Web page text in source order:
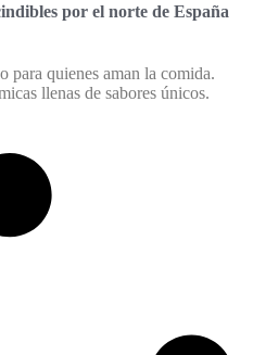
por el norte de España
para quienes aman la comida.
llenas de sabores únicos.